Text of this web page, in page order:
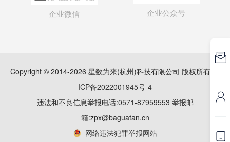
企业微信 企业公众号
Copyright © 2014-2026 星数为来(杭州)科技有限公司 版权所有
ICP备2022001945号-4
违法和不良信息举报电话:0571-87959553 举报邮
箱:zpx@baguatan.cn
网络违法犯罪举报网站


